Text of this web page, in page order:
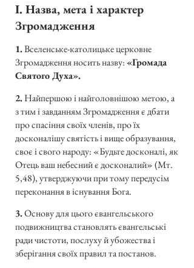
I. Назва, мета і характер
Згромадження
1.Вселенське-католицьке церковне
Згромадження носить назву: «Громада
Святого Духа».
2.Найпершою і найголовнішою метою, а
з тим і завданням Згромадження є дбати
про спасіння своїх членів, про їх
досконалішу святість і вище образування,
своє і свого народу: «Будьте досконалі, як
Отець ваш небесний є досконалий» (Мт.
5,48), утверджуючи при тому передусім
переконання в існування Бога.
3.Основу для цього євангельського
подвижництва становлять євангельські
ради чистоти, послуху й убожества і
зберігання своїх правил та постанов.